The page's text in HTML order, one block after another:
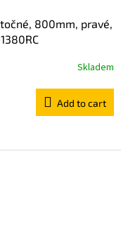
800mm, pravé,
Skladem
Add to cart